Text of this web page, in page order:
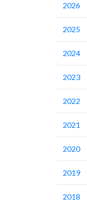
2026
2025
2024
2023
2022
2021
2020
2019
2018